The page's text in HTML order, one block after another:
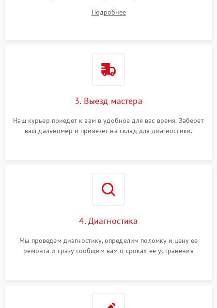
Подробнее
3. Выезд мастера
Наш курьер приедет к вам в удобное для вас время. Заберет
ваш дальномер и привезет на склад для диагностики.
4. Диагностика
Мы проведем диагностику, определим поломку и цену ее
ремонта и сразу сообщим вам о сроках ее устранения